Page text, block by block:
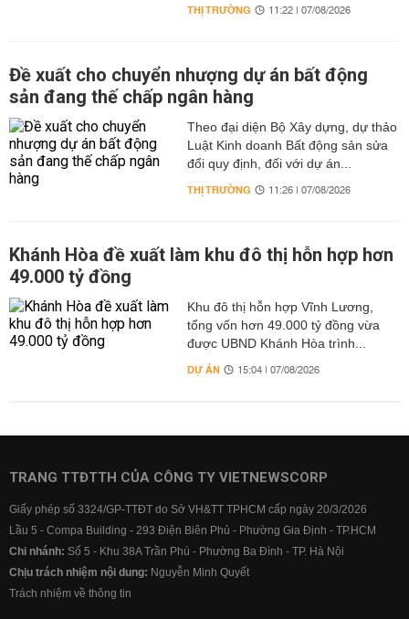
THỊ TRƯỜNG 11:22 | 07/08/2026
Đề xuất cho chuyển nhượng dự án bất động
sản đang thế chấp ngân hàng
Theo đại diện Bộ Xây dựng, dự thảo
Luật Kinh doanh Bất động sản sửa
đổi quy định, đối với dự án...
THỊ TRƯỜNG 11:26 | 07/08/2026
Khánh Hòa đề xuất làm khu đô thị hỗn hợp hơn
49.000 tỷ đồng
Khu đô thị hỗn hợp Vĩnh Lương,
tổng vốn hơn 49.000 tỷ đồng vừa
được UBND Khánh Hòa trình...
DỰ ÁN 15:04 | 07/08/2026
TRANG TTĐTTH CỦA CÔNG TY VIETNEWSCORP
Giấy phép số 3324/GP-TTĐT do Sở VH&TT TPHCM cấp ngày 20/3/2026
Lầu 5 - Compa Building - 293 Điện Biên Phủ - Phường Gia Định - TP.HCM
Chi nhánh: Số 5 - Khu 38A Trần Phú - Phường Ba Đình - TP. Hà Nội
Chịu trách nhiệm nội dung: Nguyễn Minh Quyết
Trách nhiệm về thông tin